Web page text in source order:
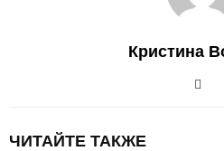
Кристина
ЧИТАЙТЕ ТАКЖЕ